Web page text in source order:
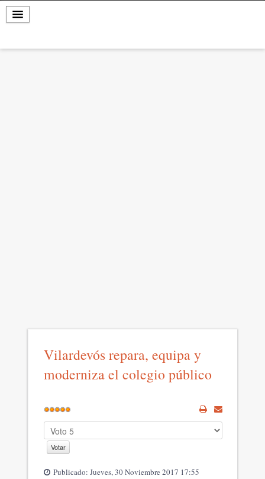
Vilardevós repara, equipa y
moderniza el colegio público
Publicado: Jueves, 30 Noviembre 2017 17:55